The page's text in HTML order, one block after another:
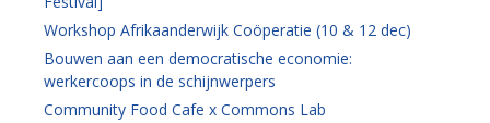
Workshop Afrikaanderwijk Coöperatie (10 & 12 dec)
Bouwen aan een democratische economie:
werkercoops in de schijnwerpers
Community Food Cafe x Commons Lab